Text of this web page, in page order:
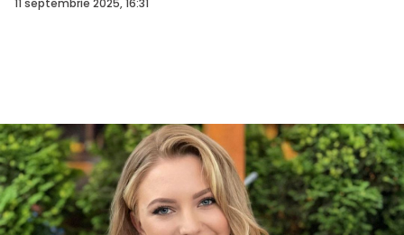
11 septembrie 2025, 16:31
e...